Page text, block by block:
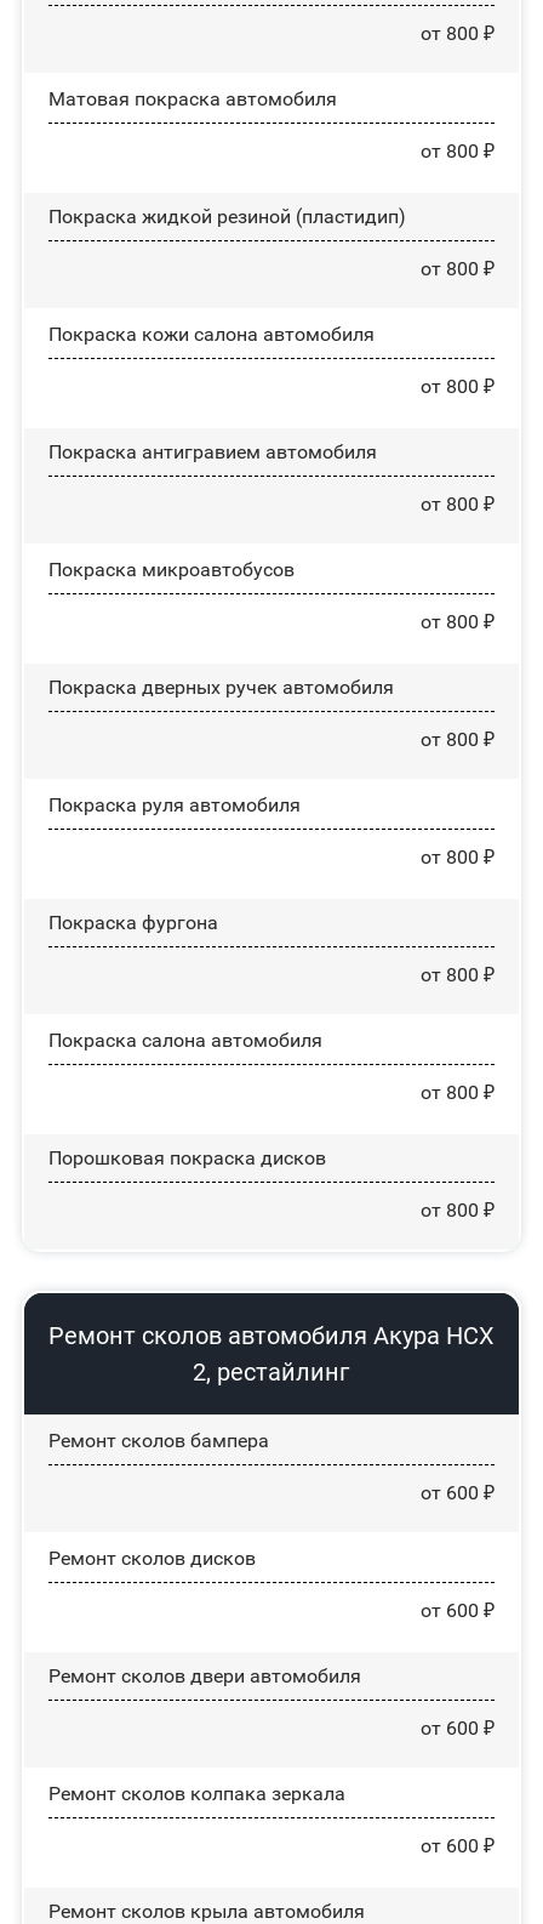
от 800 ₽
Матовая покраска автомобиля
от 800 ₽
Покраска жидкой резиной (пластидип)
от 800 ₽
Покраска кожи салона автомобиля
от 800 ₽
Покраска антигравием автомобиля
от 800 ₽
Покраска микроавтобусов
от 800 ₽
Покраска дверных ручек автомобиля
от 800 ₽
Покраска руля автомобиля
от 800 ₽
Покраска фургона
от 800 ₽
Покраска салона автомобиля
от 800 ₽
Порошковая покраска дисков
от 800 ₽
Ремонт сколов автомобиля Акура НСХ
2, рестайлинг
Ремонт сколов бампера
от 600 ₽
Ремонт сколов дисков
от 600 ₽
Ремонт сколов двери автомобиля
от 600 ₽
Ремонт сколов колпака зеркала
от 600 ₽
Ремонт сколов крыла автомобиля